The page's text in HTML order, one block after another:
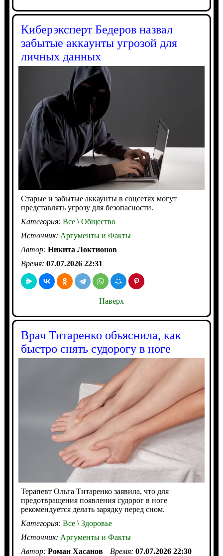
Киберэксперт Бедеров назвал
забытые аккаунты угрозой для
личных данных
Старые и забытые аккаунты в соцсетях могут
представлять угрозу для безопасности.
Категория: Все\Общество
Источник: Аргументы и Факты
Автор: Никита Локтионов
Время: 07.07.2026 22:31
Наверх
Врач Титаренко объяснила, как
быстро снять судорогу в ноге
Терапевт Ольга Титаренко заявила, что для
предотвращения появления судорог в ноге
рекомендуется делать зарядку перед сном.
Категория: Все\Здоровье
Источник: Аргументы и Факты
Автор: Роман Хасанов Время: 07.07.2026 22:30